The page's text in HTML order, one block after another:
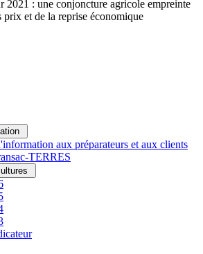
2021 : une conjoncture agricole empreinte
prix et de la reprise économique
aux préparateurs et aux clients
TERRES